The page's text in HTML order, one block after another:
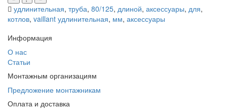
удлинительная, труба, 80/125, длиной, аксессуары, для,
котлов, vaillant удлинительная, мм, аксессуары
Информация
О нас
Статьи
Монтажным организациям
Предложение монтажникам
Оплата и доставка